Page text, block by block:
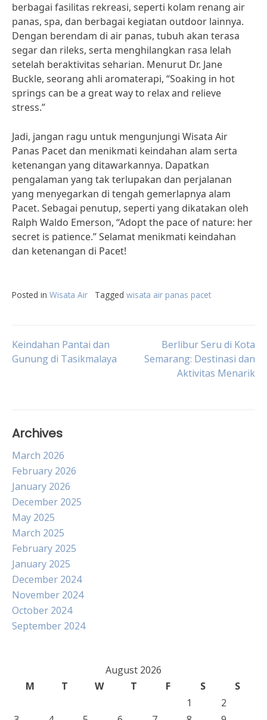
berbagai fasilitas rekreasi, seperti kolam renang air
panas, spa, dan berbagai kegiatan outdoor lainnya.
Dengan berendam di air panas, tubuh akan terasa
segar dan rileks, serta menghilangkan rasa lelah
setelah beraktivitas seharian. Menurut Dr. Jane
Buckle, seorang ahli aromaterapi, “Soaking in hot
springs can be a great way to relax and relieve
stress.”
Jadi, jangan ragu untuk mengunjungi Wisata Air
Panas Pacet dan menikmati keindahan alam serta
ketenangan yang ditawarkannya. Dapatkan
pengalaman yang tak terlupakan dan perjalanan
yang menyegarkan di tengah gemerlapnya alam
Pacet. Sebagai penutup, seperti yang dikatakan oleh
Ralph Waldo Emerson, “Adopt the pace of nature: her
secret is patience.” Selamat menikmati keindahan
dan ketenangan di Pacet!
Posted in Wisata Air Tagged wisata air panas pacet
Post
Keindahan Pantai dan
Gunung di Tasikmalaya
Berlibur Seru di Kota
Semarang: Destinasi dan
Aktivitas Menarik
Archives
March 2026
February 2026
January 2026
December 2025
May 2025
March 2025
February 2025
January 2025
December 2024
November 2024
October 2024
September 2024
August 2026
M
T W T F S
S
1
2